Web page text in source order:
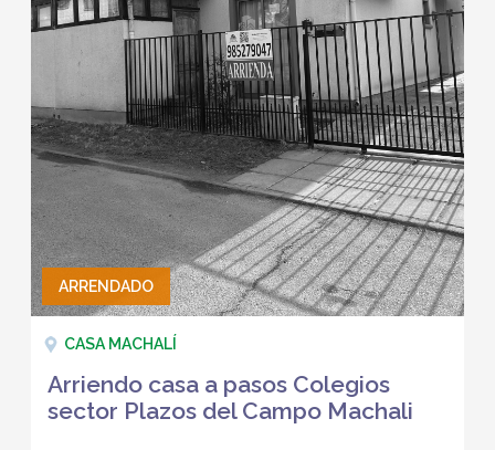
ARRENDADO
CASA MACHALÍ
Arriendo casa a pasos Colegios
sector Plazos del Campo Machali